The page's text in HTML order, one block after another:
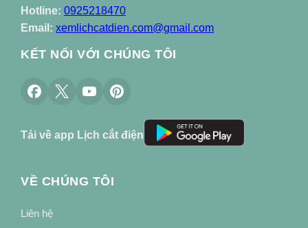
Hotline: 0925218470
Email: xemlichcatdien.com@gmail.com
KẾT NỐI VỚI CHÚNG TÔI
Tải về app Lịch cắt điện
VỀ CHÚNG TÔI
Liên hệ